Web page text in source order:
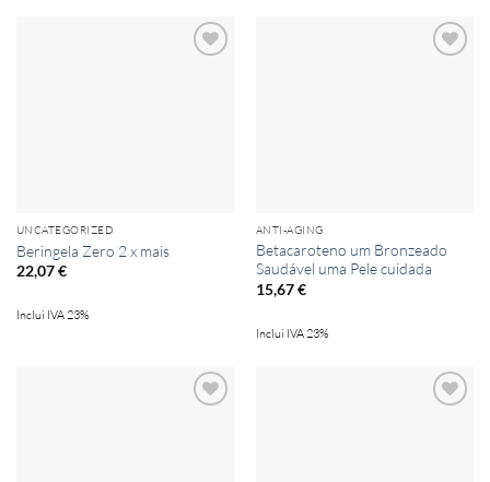
UNCATEGORIZED
Beringela Zero 2 x mais
22,07€
Inclui IVA 23%
ANTI-AGING
Betacaroteno um Bronzeado
Saudável uma Pele cuidada
15,67€
Inclui IVA 23%